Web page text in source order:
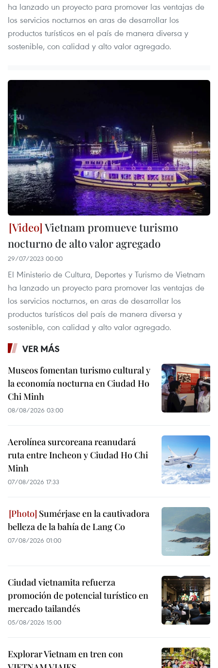
ha lanzado un proyecto para promover las ventajas de
los servicios nocturnos en aras de desarrollar los
productos turísticos en el país de manera diversa y
sostenible, con calidad y alto valor agregado.
Vietnam promueve turismo
nocturno de alto valor agregado
29/07/2023 00:00
El Ministerio de Cultura, Deportes y Turismo de Vietnam
ha lanzado un proyecto para promover las ventajas de
los servicios nocturnos, en aras de desarrollar los
productos turísticos del país de manera diversa y
sostenible, con calidad y alto valor agregado.
VER MÁS
Museos fomentan turismo cultural y
la economía nocturna en Ciudad Ho
Chi Minh
08/08/2026 03:00
Aerolínea surcoreana reanudará
ruta entre Incheon y Ciudad Ho Chi
Minh
07/08/2026 17:33
Sumérjase en la cautivadora
belleza de la bahía de Lang Co
07/08/2026 01:00
Ciudad vietnamita refuerza
promoción de potencial turístico en
mercado tailandés
05/08/2026 15:00
Explorar Vietnam en tren con